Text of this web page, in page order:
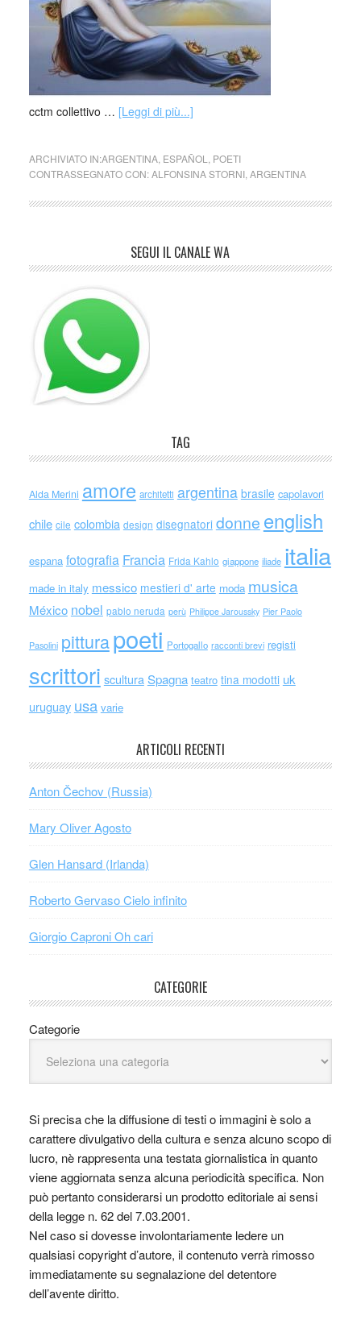
cctm collettivo … [Leggi di più...]
ARCHIVIATO IN:ARGENTINA, ESPAÑOL
POETI
CONTRASSEGNATO CON:ALFONSINA STORNI, ARGENTINA
SEGUI IL CANALE WA
TAG
Alda Merini amore architetti argentina brasile capolavori
chile cile colombia design disegnatori donne english
espana fotografia Francia Frida Kahlo giappone iliade italia
made in italy messico mestieri d' arte moda musica
México nobel pablo neruda perù Philippe Jaroussky Pier Paolo
Pasolini pitturapoeti Portogallo racconti brevi registi
scrittori scultura Spagna teatro tina modotti uk
uruguay usa varie
ARTICOLI RECENTI
Anton Čechov (Russia)
Mary Oliver Agosto
Glen Hansard (Irlanda)
Roberto Gervaso Cielo infinito
Giorgio Caproni Oh cari
CATEGORIE
Categorie
Si precisa che la diffusione di testi o immagini è solo a
carattere divulgativo della cultura e senza alcuno scopo di
lucro, nè rappresenta una testata giornalistica in quanto
viene aggiornata senza alcuna periodicità specifica. Non
può pertanto considerarsi un prodotto editoriale ai sensi
della legge n. 62 del 7.03.2001.
Nel caso si dovesse involontariamente ledere un
qualsiasi copyright d’autore, il contenuto verrà rimosso
immediatamente su segnalazione del detentore
dell’avente diritto.